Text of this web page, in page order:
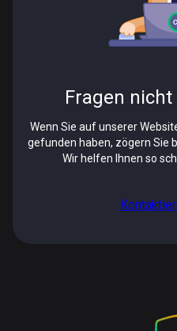
Fragen
Wenn Sie auf unserer
gefunden haben, zögern Sie
Wir helfen Ihnen so